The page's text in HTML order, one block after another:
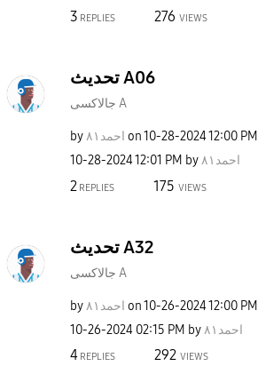
3 REPLIES 276 VIEWS
تحديث A06
جالاكسى A
by احمد٨١ on‎10-28-202412:00 PM
‎10-28-202412:01 PM by احمد٨١
2 REPLIES 175 VIEWS
تحديث A32
جالاكسى A
by احمد٨١ on‎10-26-202412:00 PM
‎10-26-2024 02:15 PM by احمد٨١
4 REPLIES 292 VIEWS